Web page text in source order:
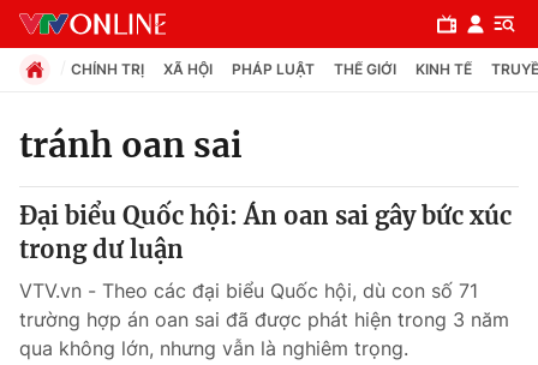
Chuyên mục
Chính trị
Xã hội
CHÍNH TRỊ XÃ HỘI PHÁP LUẬT THẾ GIỚI KINH TẾ
tránh oan sai
Đại biểu Quốc hội: Án oan sai gây bức xúc
trong dư luận
VTV.vn - Theo các đại biểu Quốc hội, dù con số 71
trường hợp án oan sai đã được phát hiện trong 3 năm
qua không lớn, nhưng vẫn là nghiêm trọng.